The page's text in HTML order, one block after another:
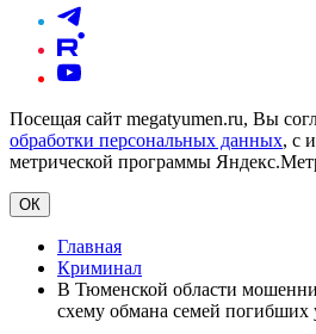
Посещая сайт megatyumen.ru, Вы
обработки персональных данных, с
метрической программы
ОК
Главная
Криминал
В Тюменской области
схему обмана семей